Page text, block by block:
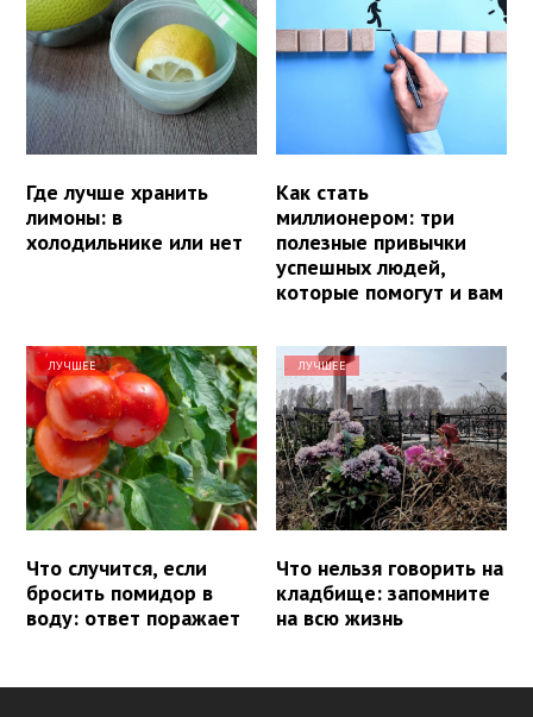
Где лучше хранить
лимоны: в
холодильнике или нет
Как стать
миллионером: три
полезные привычки
успешных людей,
которые помогут и вам
ЛУЧШЕЕ
Что случится, если
бросить помидор в
воду: ответ поражает
ЛУЧШЕЕ
Что нельзя говорить на
кладбище: запомните
на всю жизнь